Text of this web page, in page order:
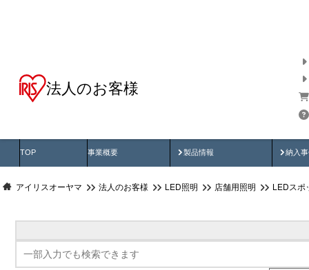
法人のお客様
TOP 事業概要 製品情報
製品動画 納入
納
アイリスオーヤマ 法人のお客様 LED照明 店舗用照明 LEDスポ